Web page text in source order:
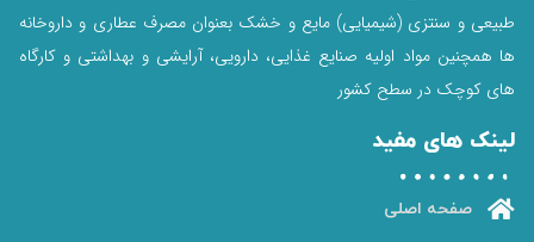
طبیعی و سنتزی (شیمیایی) مایع و خشک بعنوان مصرف عطاری و داروخانه
ها همچنین مواد اولیه صنایع غذایی، دارویی، آرایشی و بهداشتی و کارگاه
های کوچک در سطح کشور
لینک های مفید
صفحه اصلی